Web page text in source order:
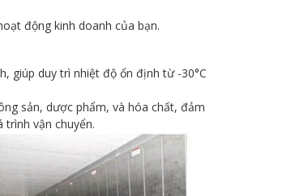
động kinh doanh của bạn.
giúp duy trì nhiệt độ ổn định từ -30°C
sản, dược phẩm, và hóa chất, đảm
vận chuyển.